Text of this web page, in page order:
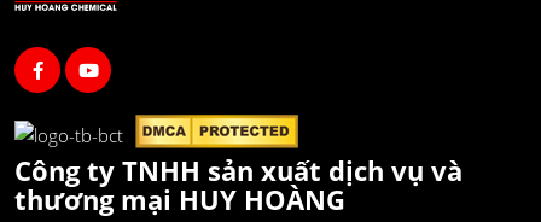
Công ty TNHH sản xuất dịch vụ và
thương mại HUY HOÀNG